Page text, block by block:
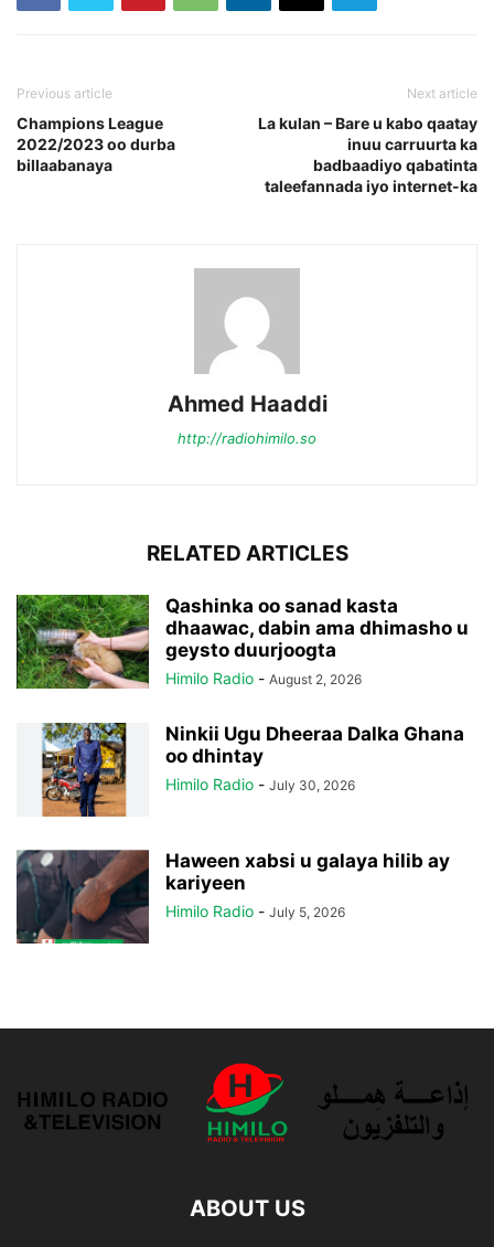
Previous article
Champions League
2022/2023 oo durba
billaabanaya
Next article
La kulan – Bare u kabo qaatay
inuu carruurta ka
badbaadiyo qabatinta
taleefannada iyo internet-ka
Ahmed Haaddi
http://radiohimilo.so
RELATED ARTICLES
Qashinka oo sanad kasta
dhaawac, dabin ama dhimasho u
geysto duurjoogta
Himilo Radio - August 2, 2026
Ninkii Ugu Dheeraa Dalka Ghana
oo dhintay
Himilo Radio - July 30, 2026
Haween xabsi u galaya hilib ay
kariyeen
Himilo Radio - July 5, 2026
ABOUT US